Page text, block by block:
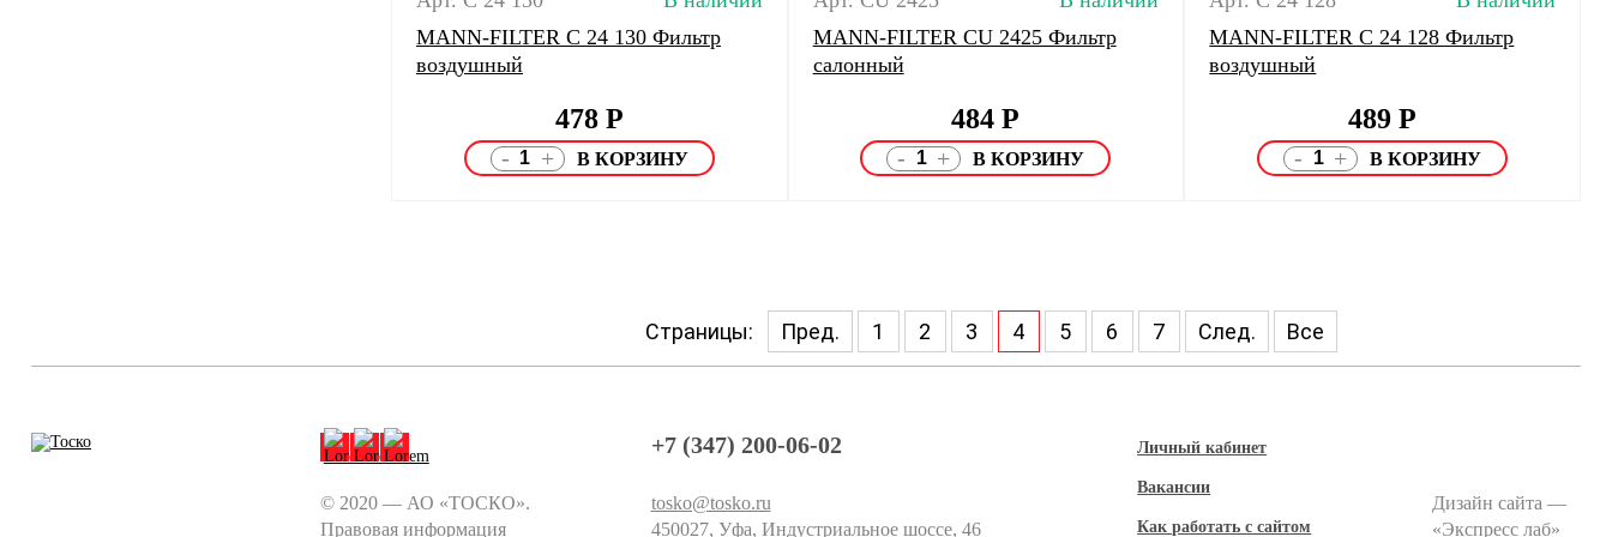
MANN-FILTER C 24 130 Фильтр
воздушный
478 Р
- +
MANN-FILTER CU 2425 Фильтр
салонный
484Р
- +
MANN-FILTER C 24 128 Фильтр
воздушный
489Р
- +
Страницы: Пред. 1 2 3 4 5 6 7 След. Все
© 2020 — АО «ТОСКО».
Правовая информация
+7 (347) 200-06-02
tosko@tosko.ru
450027, Уфа, Индустриальное шоссе, 46
Личный кабинет
Вакансии
Как работать с сайтом
Дизайн сайта —
«Экспресс лаб»